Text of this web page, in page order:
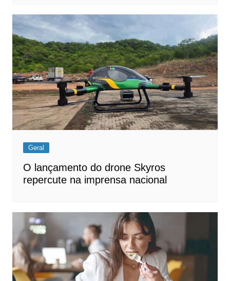
Geral
O lançamento do drone Skyros
repercute na imprensa nacional